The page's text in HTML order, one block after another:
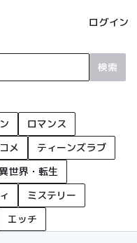
ログイン
検索
ロマンス
メ
ティーンズラブ
世界・転生
ミステリー
エッチ